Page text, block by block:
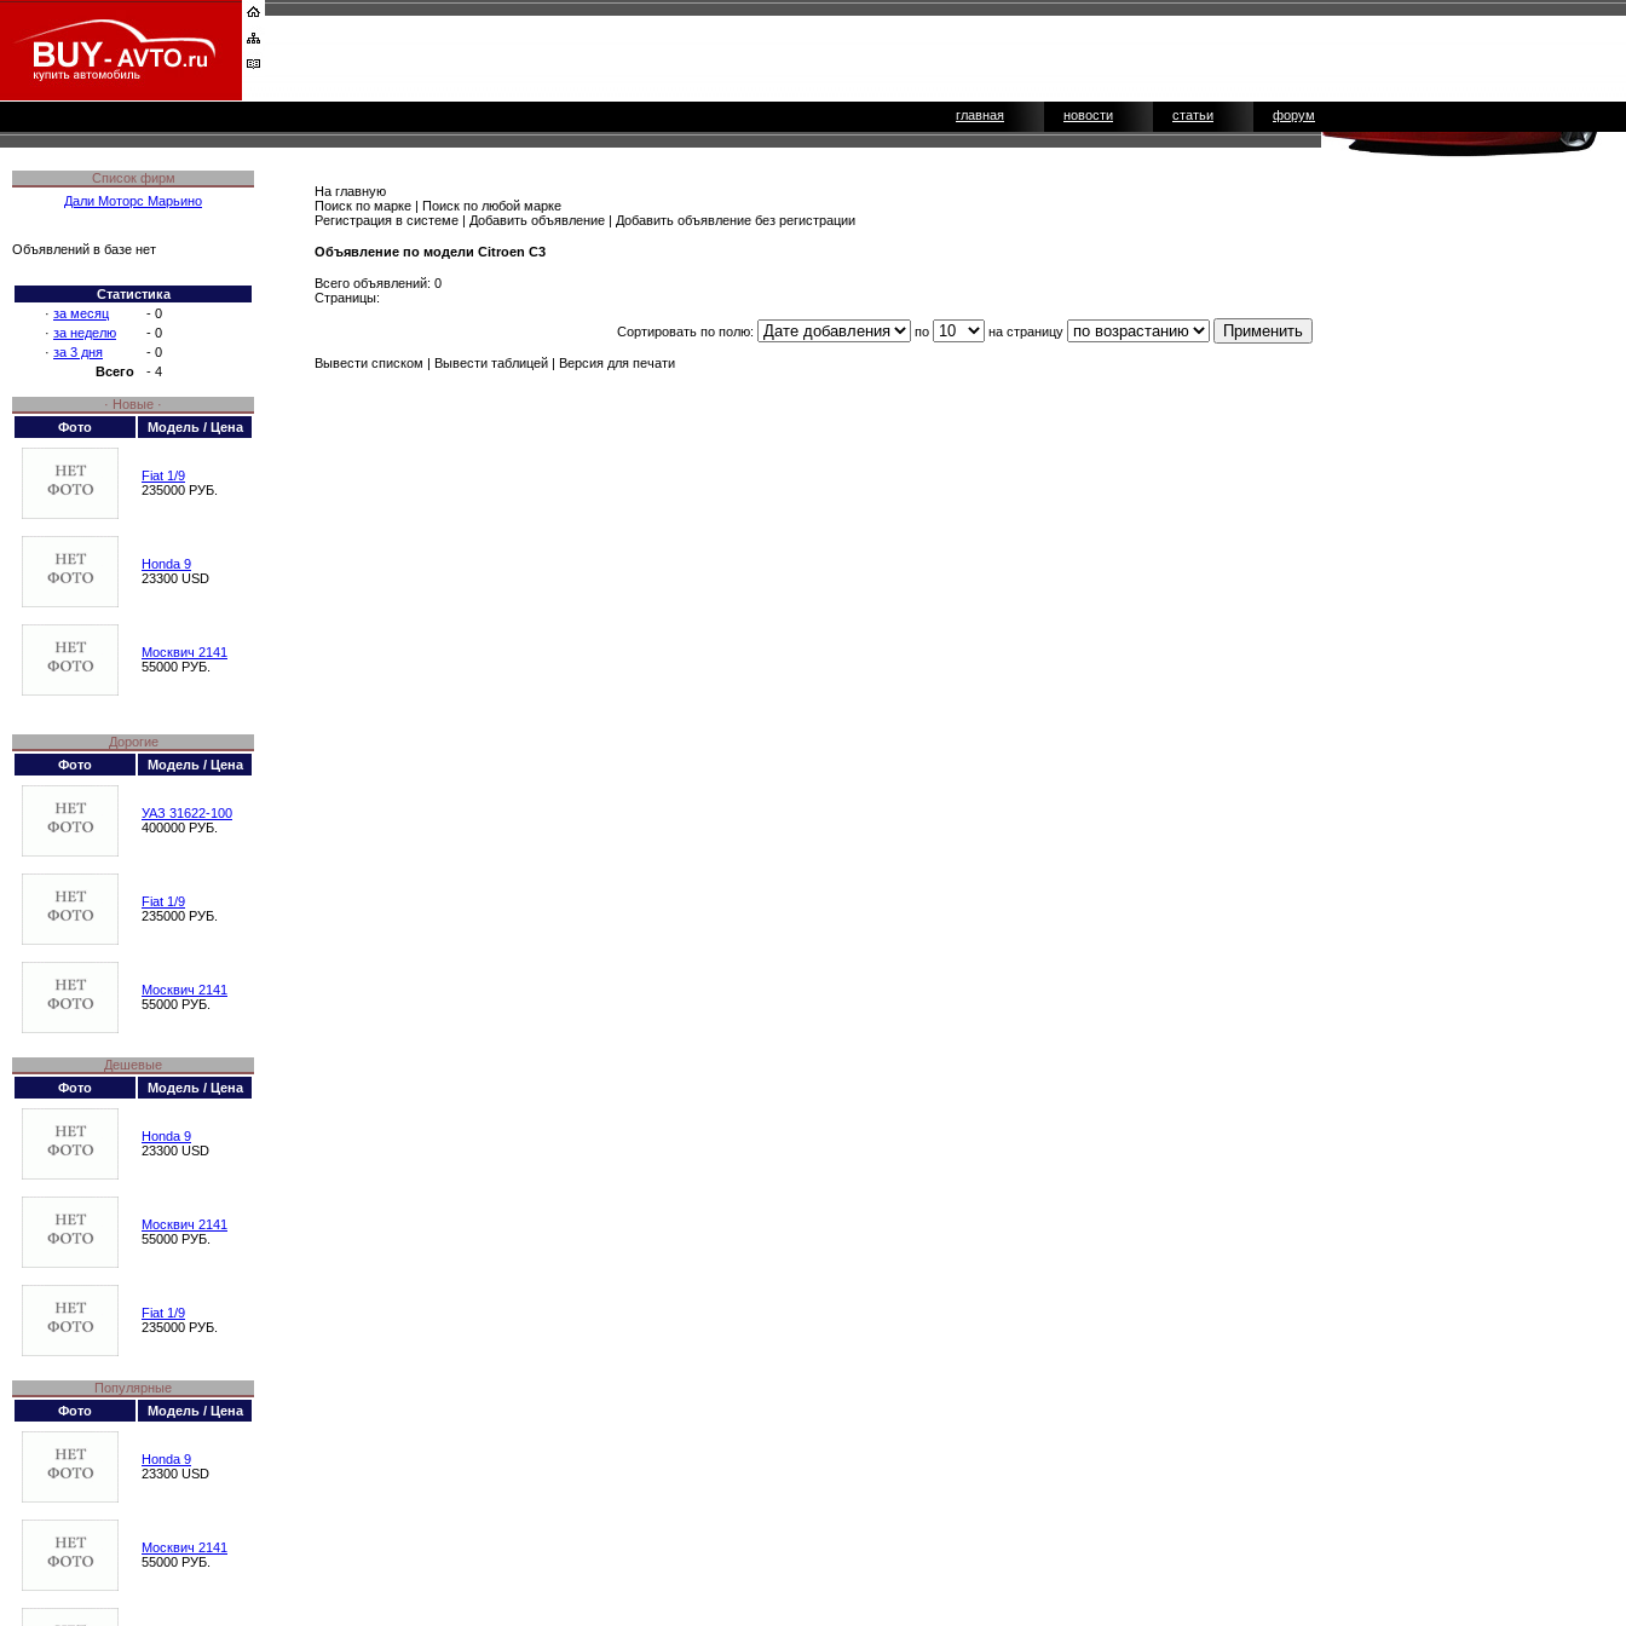
главная новости статьи форум
Список фирм
Дали Моторс Марьино
Объявлений в базе нет
Статистика
· за месяц
- 0
· за неделю
- 0
· за 3 дня
- 0
Всего
- 4
· Новые ·
Фото
Модель / Цена
Fiat 1/9
235000 РУБ.
Honda 9
23300 USD
Москвич 2141
55000 РУБ.
Дорогие
Фото
Модель / Цена
УАЗ 31622-100
400000 РУБ.
Fiat 1/9
235000 РУБ.
Москвич 2141
55000 РУБ.
Дешевые
Фото
Модель / Цена
Honda 9
23300 USD
Москвич 2141
55000 РУБ.
Fiat 1/9
235000 РУБ.
Популярные
Фото
Модель / Цена
Honda 9
23300 USD
Москвич 2141
55000 РУБ.
На главную
Поиск по марке | Поиск по любой марке
Регистрация в системе | Добавить объявление | Добавить объявление без регистрации
Объявление по модели Citroen C3
Всего объявлений: 0
Страницы:
Сортировать по полю: по на страницу
Вывести списком | Вывести таблицей | Версия для печати